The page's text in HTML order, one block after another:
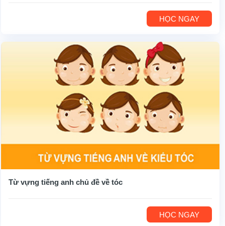
HỌC NGAY
Từ vựng tiếng anh chủ đề về tóc
HỌC NGAY